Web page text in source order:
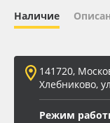
Баннер
Заготовки для
Наличие
141720,
Хлебниково,
Режим